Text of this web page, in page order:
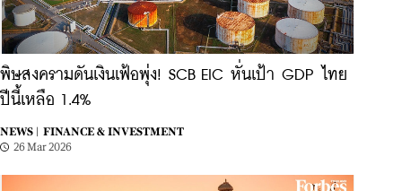
พิษสงครามดันเงินเฟ้อพุ่ง! SCB EIC หั่นเป้า GDP ไทย
ปีนี้เหลือ 1.4%
NEWS |
FINANCE & INVESTMENT
26 Mar 2026